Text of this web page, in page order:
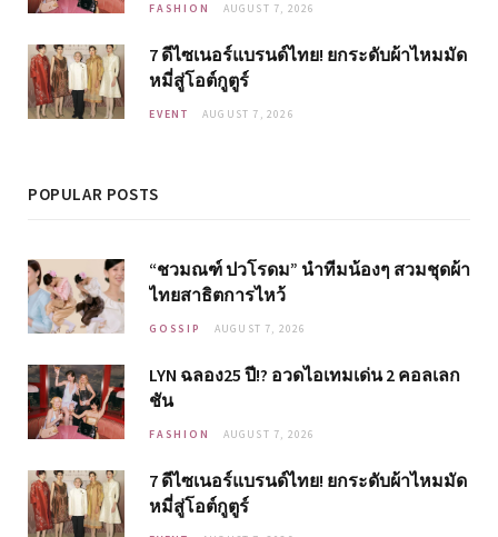
FASHION AUGUST 7, 2026
7 ดีไซเนอร์แบรนด์ไทย! ยกระดับผ้าไหมมัด
หมี่สู่โอต์กูตูร์
EVENT AUGUST 7, 2026
POPULAR POSTS
“ชวมณฑ์ ปวโรดม” นำทีมน้องๆ สวมชุดผ้า
ไทยสาธิตการไหว้
GOSSIP AUGUST 7, 2026
LYN ฉลอง25 ปี!? อวดไอเทมเด่น 2 คอลเลก
ชัน
FASHION AUGUST 7, 2026
7 ดีไซเนอร์แบรนด์ไทย! ยกระดับผ้าไหมมัด
หมี่สู่โอต์กูตูร์